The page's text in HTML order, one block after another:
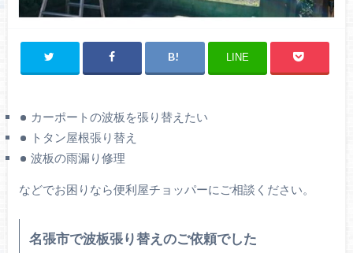
LINE
カーポートの波板を張り替えたい
トタン屋根張り替え
波板の雨漏り修理
などでお困りなら便利屋チョッパーにご相談ください。
名張市で波板張り替えのご依頼でした